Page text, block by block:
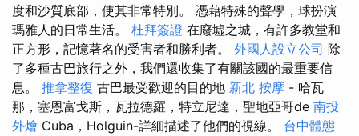
度和沙質底部，使其非常特別。 憑藉特殊的聲學，球扮演
瑪雅人的日常生活。 杜拜簽證 在廢墟之城，有許多教堂和
正方形，記憶著名的受害者和勝利者。 外國人設立公司 除
了多種古巴旅行之外，我們還收集了有關該國的最重要信
息。 推拿整復 古巴最受歡迎的目的地 新北 按摩 - 哈瓦
那，塞恩富戈斯，瓦拉德羅，特立尼達，聖地亞哥de 南投
外燴 Cuba，Holguin-詳細描述了他們的視線。 台中體態